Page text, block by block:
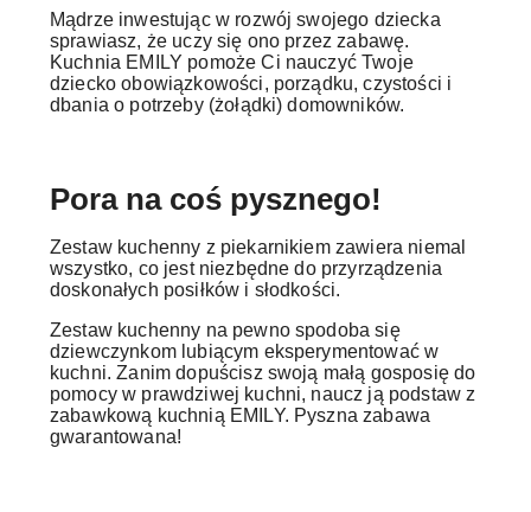
Mądrze inwestując w rozwój swojego dziecka
sprawiasz, że uczy się ono przez zabawę.
Kuchnia EMILY pomoże Ci nauczyć Twoje
dziecko obowiązkowości, porządku, czystości i
dbania o potrzeby (żołądki) domowników.
Pora na coś pysznego!
Zestaw kuchenny z piekarnikiem zawiera niemal
wszystko, co jest niezbędne do przyrządzenia
doskonałych posiłków i słodkości.
Zestaw kuchenny na pewno spodoba się
dziewczynkom lubiącym eksperymentować w
kuchni. Zanim dopuścisz swoją małą gosposię do
pomocy w prawdziwej kuchni, naucz ją podstaw z
zabawkową kuchnią EMILY. Pyszna zabawa
gwarantowana!